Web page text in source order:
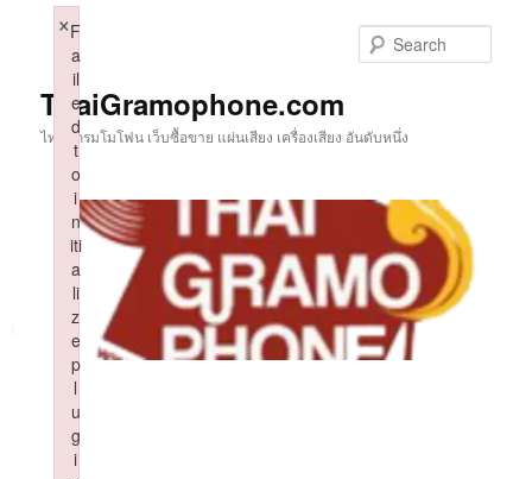
ThaiGramophone.com
ไทยแกรมโมโฟน เว็บซื้อขาย แผ่นเสียง เครื่องเสียง อันดับหนึ่ง
F
a
il
e
d
t
o
i
n
iti
a
li
z
e
p
l
u
g
i
×